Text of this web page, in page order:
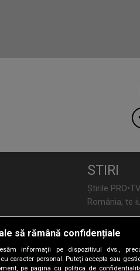
STIRI
Știrile PRO•TV
România, te
I Like IT
să rămână confidențiale
informații pe dispozitivul dvs.,
caracter personal. Puteți accepta sau
pe pagina cu politica de